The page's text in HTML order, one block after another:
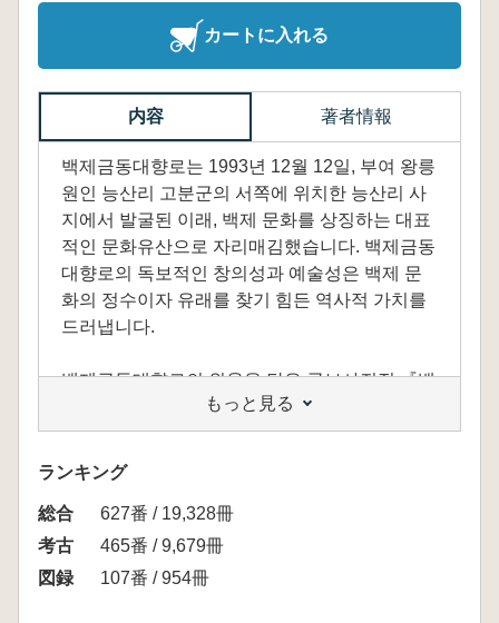
カートに入れる
内容 著者情報
백제금동대향로는 1993년 12월 12일, 부여 왕릉
원인 능산리 고분군의 서쪽에 위치한 능산리 사
지에서 발굴된 이래, 백제 문화를 상징하는 대표
적인 문화유산으로 자리매김했습니다. 백제금동
대향로의 독보적인 창의성과 예술성은 백제 문
화의 정수이자 유래를 찾기 힘든 역사적 가치를
드러냅니다.
백제금동대향로의 위용을 담은 국보사진집 『백
제금동대향로 百濟金銅大香爐, 부여扶餘에서 바
라보다』는 새로운 전시관 건립을 기념하며 사
비 백제의 수도였던 부여에서 마주하는 백제금
동대향로의 순간을 담고자, 백제금동대향로의
면모를 감상할 수 있는 사진과 함께 향로 속 자연
과 같은 부여의 풍경을 실었습니다.
もっと見る
ランキング
総合
627番 / 19,328冊
考古
465番 / 9,679冊
図録
107番 / 954冊